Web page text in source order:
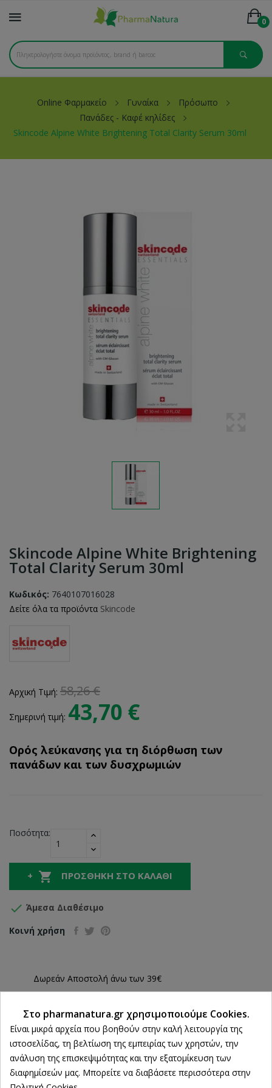
0
Online Φαρμακείο Γυναίκα
Πρόσωπο
Πανάδες - Καφέ κηλίδες
Skincode Alpine White Brightening Total Clarity Serum 30ml
Skincode Alpine White Brightening
Total Clarity Serum 30ml
Κωδικός: 7640107016028
Δείτε όλα τα προϊόντα Skincode
Αρχική Τιμή: 58,26 €
Σημερινή τιμή: 43,70 €
Ορός λεύκανσης για τη διόρθωση των
πανάδων και των δυσχρωμιών
Ποσότητα:
 ΠΡΟΣΘΉΚΗ ΣΤΟ ΚΑΛΆΘΙ
 Άμεσα Διαθέσιμο
Κοινή χρήση
Δωρεάν Αποστολή άνω των 39€
100% Επιστροφή χρημάτων
εντός 14 ημερών
Άμεση Παραλαβή
από 2 Φυσικά Καταστήματα
Στο pharmanatura.gr χρησιμοποιούμε Cookies.
Είναι μικρά αρχεία που βοηθούν στην καλή λειτουργία της
ιστοσελίδας, τη βελτίωση της εμπειρίας των χρηστών, την
ανάλυση της επισκεψιμότητας και την εξατομίκευση των
διαφημίσεών μας. Μπορείτε να διαβάσετε περισσότερα στην